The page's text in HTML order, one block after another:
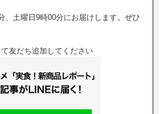
、土曜日9時00分にお届けします。ぜひ
友だち追加してください